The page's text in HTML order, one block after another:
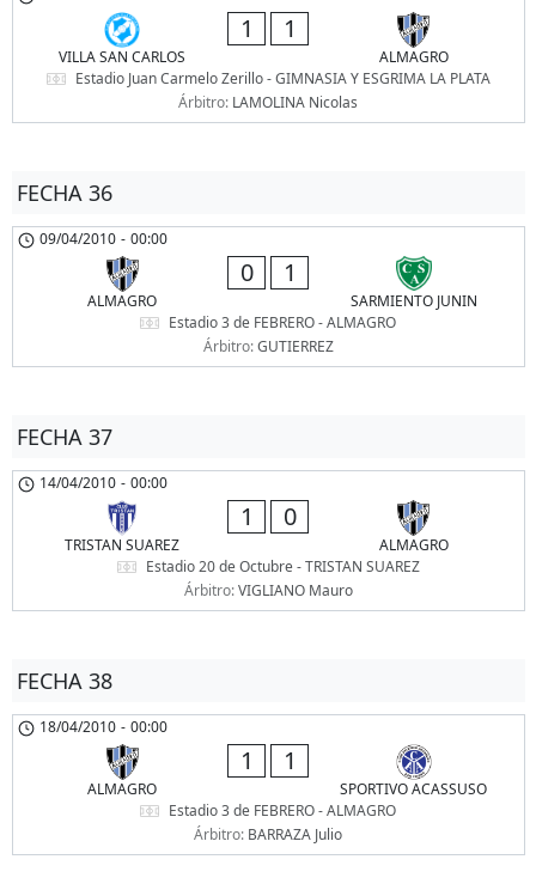
VILLA SAN CARLOS
1 1
ALMAGRO
Estadio Juan Carmelo Zerillo - GIMNASIA Y ESGRIMA LA PLATA
Árbitro: LAMOLINA Nicolas
FECHA 36
09/04/2010 - 00:00
ALMAGRO
0 1
SARMIENTO JUNIN
Estadio 3 de FEBRERO - ALMAGRO
Árbitro:GUTIERREZ
FECHA 37
14/04/2010 - 00:00
TRISTAN SUAREZ
1 0
ALMAGRO
Estadio 20 de Octubre - TRISTAN SUAREZ
Árbitro:VIGLIANO Mauro
FECHA 38
18/04/2010 - 00:00
ALMAGRO
1 1
SPORTIVO ACASSUSO
Estadio 3 de FEBRERO - ALMAGRO
Árbitro: BARRAZA Julio